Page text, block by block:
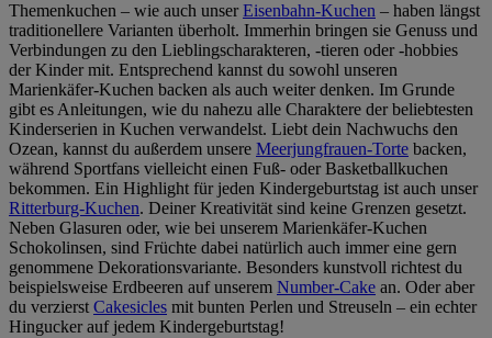
Themenkuchen – wie auch unserEisenbahn-Kuchen – haben längst
traditionellere Varianten überholt. Immerhin bringen sie Genuss und
Verbindungen zu den Lieblingscharakteren, -tieren oder -hobbies
der Kinder mit. Entsprechend kannst du sowohl unseren
Marienkäfer-Kuchen backen als auch weiter denken. Im Grunde
gibt es Anleitungen, wie du nahezu alle Charaktere der beliebtesten
Kinderserien in Kuchen verwandelst. Liebt dein Nachwuchs den
Ozean, kannst du außerdem unsere Meerjungfrauen-Torte backen,
während Sportfans vielleicht einen Fuß- oder Basketballkuchen
bekommen. Ein Highlight für jeden Kindergeburtstag ist auch unser
Ritterburg-Kuchen. Deiner Kreativität sind keine Grenzen gesetzt.
Neben Glasuren oder, wie bei unserem Marienkäfer-Kuchen
Schokolinsen, sind Früchte dabei natürlich auch immer eine gern
genommene Dekorationsvariante. Besonders kunstvoll richtest du
beispielsweise Erdbeeren auf unserem Number-Cake an. Oder aber
du verzierst Cakesicles mit bunten Perlen und Streuseln – ein echter
Hingucker auf jedem Kindergeburtstag!